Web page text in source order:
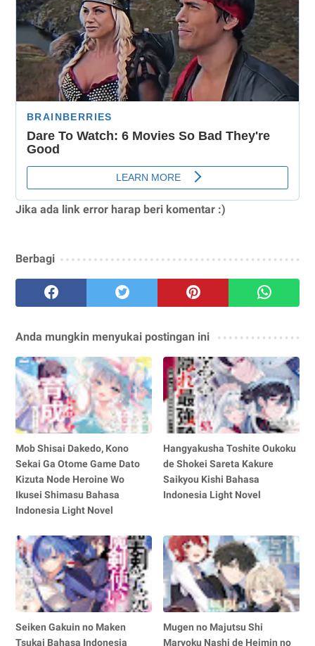
Jika ada link error harap beri komentar :)
Berbagi
Anda mungkin menyukai postingan ini
Mob Shisai Dakedo, Kono
Sekai Ga Otome Game Dato
Kizuta Node Heroine Wo
Ikusei Shimasu Bahasa
Indonesia Light Novel
Hangyakusha Toshite Oukoku
de Shokei Sareta Kakure
Saikyou Kishi Bahasa
Indonesia Light Novel
Seiken Gakuin no Maken
Tsukai Bahasa Indonesia
Mugen no Majutsu Shi
Maryoku Nashi de Heimin no